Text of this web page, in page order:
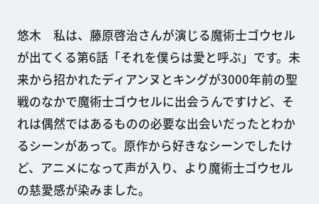
悠木 私は、藤原啓治さんが演じる魔術士ゴウセル
が出てくる第6話「それを僕らは愛と呼ぶ」です。未
来から招かれたディアンヌとキングが3000年前の聖
戦のなかで魔術士ゴウセルに出会うんですけど、そ
れは偶然ではあるものの必要な出会いだったとわか
るシーンがあって。原作から好きなシーンでしたけ
ど、アニメになって声が入り、より魔術士ゴウセル
の慈愛感が染みました。